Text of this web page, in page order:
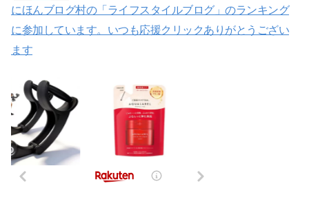
にほんブログ村の「ライフスタイルブログ」のランキング
に参加しています。いつも応援クリックありがとうござい
ます